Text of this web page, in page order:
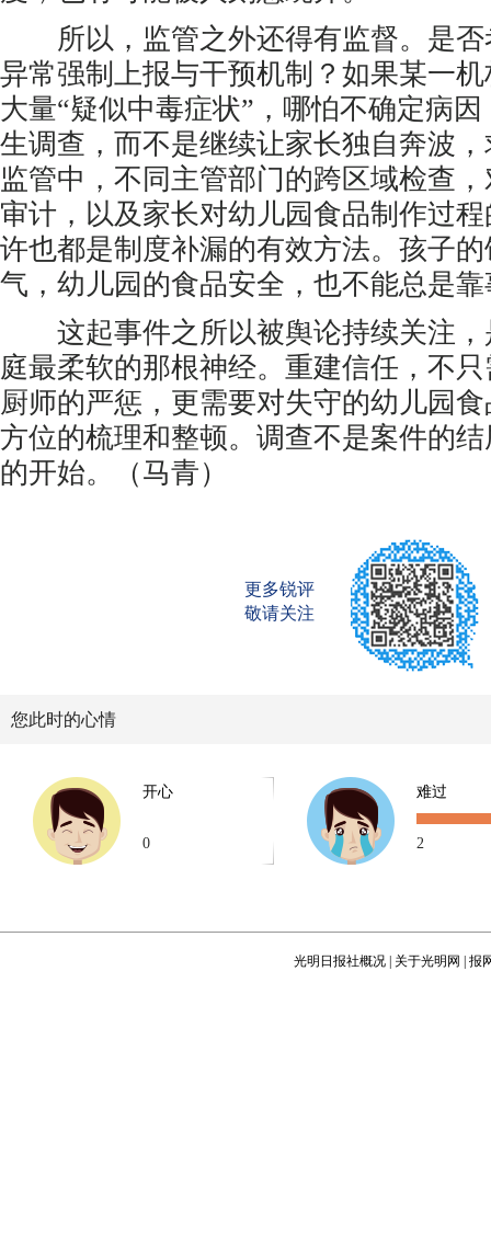
所以，监管之外还得有监督。是否
异常强制上报与干预机制？如果某一
大量“疑似中毒症状”，哪怕不确定病
生调查，而不是继续让家长独自奔波
监管中，不同主管部门的跨区域检查
审计，以及家长对幼儿园食品制作过
许也都是制度补漏的有效方法。孩子
气，幼儿园的食品安全，也不能总是
这起事件之所以被舆论持续关注，
庭最柔软的那根神经。重建信任，不
厨师的严惩，更需要对失守的幼儿园
方位的梳理和整顿。调查不是案件的
的开始。（马青）
更多锐评
敬请关注
您此时的心情
开心
0
难过
2
光明日报社概况 关于光明网 报